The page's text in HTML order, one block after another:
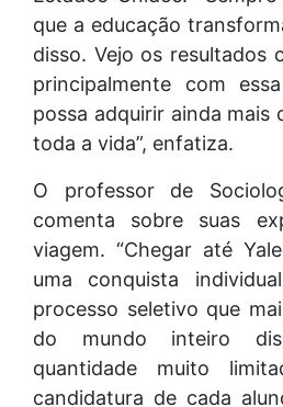
que a educação
disso. Vejo os resultados
principalmente com
possa adquirir ainda mais
toda a vida”, enfatiza.
O professor de
comenta sobre suas
viagem. “Chegar até
uma conquista
processo seletivo que
do mundo inteiro
quantidade muito
candidatura de cada